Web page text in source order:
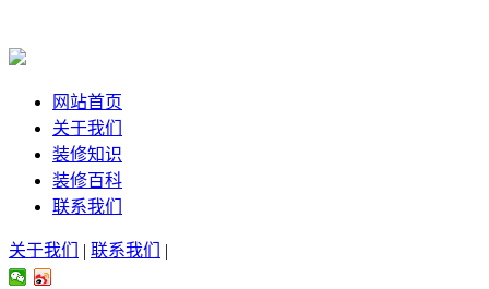
网站首页
关于我们
装修知识
装修百科
联系我们
关于我们 | 联系我们 |